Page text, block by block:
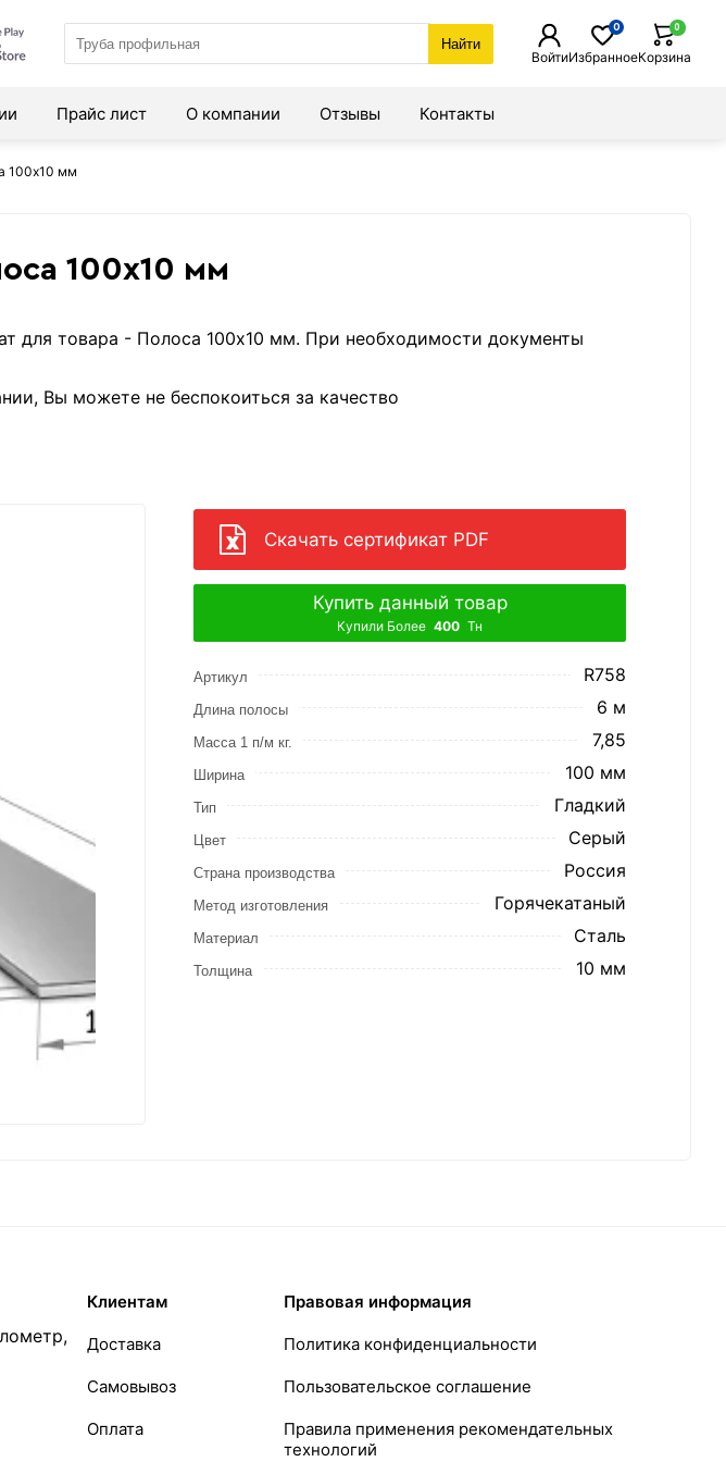
Найти
ВойтиИзбранное
0
Корзина
0
Прайс лист О компании Отзывы Контакты
100х10 мм
100х10 мм
для товара - Полоса 100х10 мм. При необходимости документы
Вы можете не беспокоиться за качество
Скачать сертификат PDF
Купить данный товар
Купили Более 400 Тн
Артикул R758
Длина полосы 6 м
Масса 1 п/м кг. 7,85
Ширина 100 мм
Тип Гладкий
Цвет Серый
Страна производства Россия
Метод изготовления Горячекатаный
Материал Сталь
Толщина 10 мм
Клиентам
Доставка
Самовывоз
Оплата
Правовая информация
Политика конфиденциальности
Пользовательское соглашение
Правила применения рекомендательных
технологий